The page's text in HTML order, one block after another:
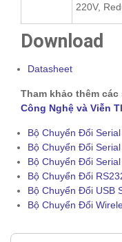
220V,
Download
Datasheet
Tham khảo thêm
Công Nghệ và Viễn
Bộ Chuyển Đổi
Bộ Chuyển Đổi
Bộ Chuyển Đổi
Bộ Chuyển Đổi
Bộ Chuyển Đổi USB
Bộ Chuyển Đổi